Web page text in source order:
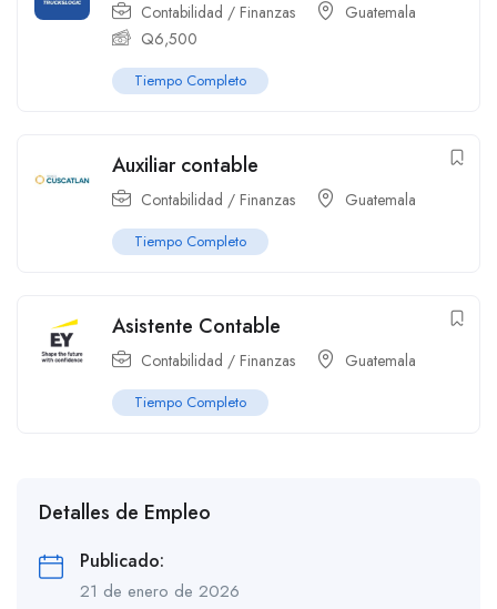
Contabilidad / Finanzas
Guatemala
Q6,500
Tiempo Completo
Auxiliar contable
Contabilidad / Finanzas Guatemala
Tiempo Completo
Asistente Contable
Contabilidad / Finanzas Guatemala
Tiempo Completo
Detalles de Empleo
Publicado:
21 de enero de 2026